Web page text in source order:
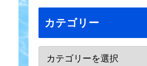
カテゴリー